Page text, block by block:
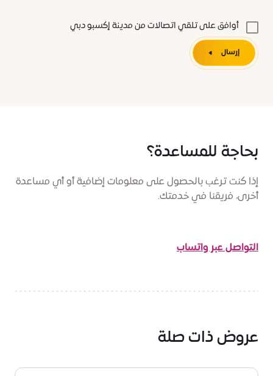
أوافق على تلقي اتصالات من مدينة إكسبو دبي
إرسال
بحاجة للمساعدة؟
إذا كنت ترغب بالحصول على معلومات إضافية أو أي مساعدة
أخرى، فريقنا في خدمتك.
التواصل عبر واتساب
عروض ذات صلة